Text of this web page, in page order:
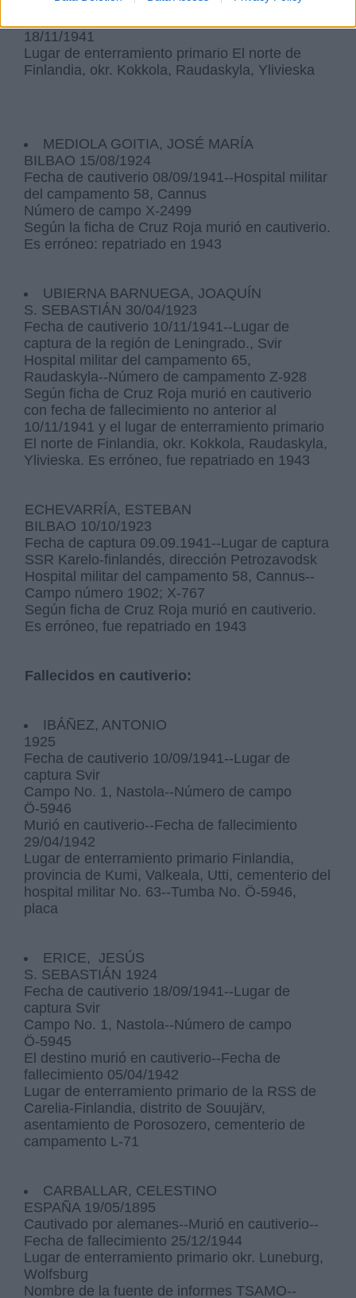
18/11/1941
Lugar de enterramiento primario El norte de
Finlandia, okr. Kokkola, Raudaskyla, Ylivieska
MEDIOLA GOITIA, JOSÉ MARÍA
BILBAO 15/08/1924
Fecha de cautiverio 08/09/1941--Hospital militar
del campamento 58, Cannus
Número de campo X-2499
Según la ficha de Cruz Roja murió en cautiverio.
Es erróneo: repatriado en 1943
UBIERNA BARNUEGA, JOAQUÍN
S. SEBASTIÁN 30/04/1923
Fecha de cautiverio 10/11/1941--Lugar de
captura de la región de Leningrado., Svir
Hospital militar del campamento 65,
Raudaskyla--Número de campamento Z-928
Según ficha de Cruz Roja murió en cautiverio
con fecha de fallecimiento no anterior al
10/11/1941 y el lugar de enterramiento primario
El norte de Finlandia, okr. Kokkola, Raudaskyla,
Ylivieska. Es erróneo, fue repatriado en 1943
ECHEVARRÍA, ESTEBAN
BILBAO 10/10/1923
Fecha de captura 09.09.1941--Lugar de captura
SSR Karelo-finlandés, dirección Petrozavodsk
Hospital militar del campamento 58, Cannus--
Campo número 1902; X-767
Según ficha de Cruz Roja murió en cautiverio.
Es erróneo, fue repatriado en 1943
Fallecidos en cautiverio:
IBÁÑEZ, ANTONIO
1925
Fecha de cautiverio 10/09/1941--Lugar de
captura Svir
Campo No. 1, Nastola--Número de campo
Ö-5946
Murió en cautiverio--Fecha de fallecimiento
29/04/1942
Lugar de enterramiento primario Finlandia,
provincia de Kumi, Valkeala, Utti, cementerio del
hospital militar No. 63--Tumba No. Ö-5946,
placa
ERICE, JESÚS
S. SEBASTIÁN 1924
Fecha de cautiverio 18/09/1941--Lugar de
captura Svir
Campo No. 1, Nastola--Número de campo
Ö-5945
El destino murió en cautiverio--Fecha de
fallecimiento 05/04/1942
Lugar de enterramiento primario de la RSS de
Carelia-Finlandia, distrito de Souujärv,
asentamiento de Porosozero, cementerio de
campamento L-71
CARBALLAR, CELESTINO
ESPAÑA 19/05/1895
Cautivado por alemanes--Murió en cautiverio--
Fecha de fallecimiento 25/12/1944
Lugar de enterramiento primario okr. Luneburg,
Wolfsburg
Nombre de la fuente de informes TSAMO--